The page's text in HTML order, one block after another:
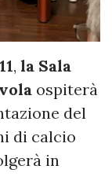
, la Sala
ospiterà
del
di calcio
in